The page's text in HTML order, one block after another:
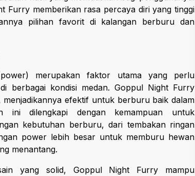
Furry memberikan rasa percaya diri yang tinggi
pilihan favorit di kalangan berburu dan
merupakan faktor utama yang perlu
berbagai kondisi medan. Goppul Night Furry
menjadikannya efektif untuk berburu baik dalam
ini dilengkapi dengan kemampuan untuk
kebutuhan berburu, dari tembakan ringan
power lebih besar untuk memburu hewan
menantang.
yang solid, Goppul Night Furry mampu